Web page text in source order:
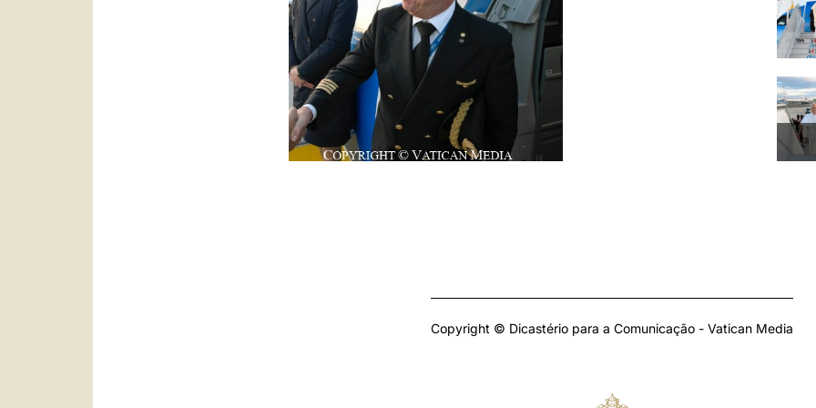
Copyright © Dicastério para a Comunicação - Vatican Media